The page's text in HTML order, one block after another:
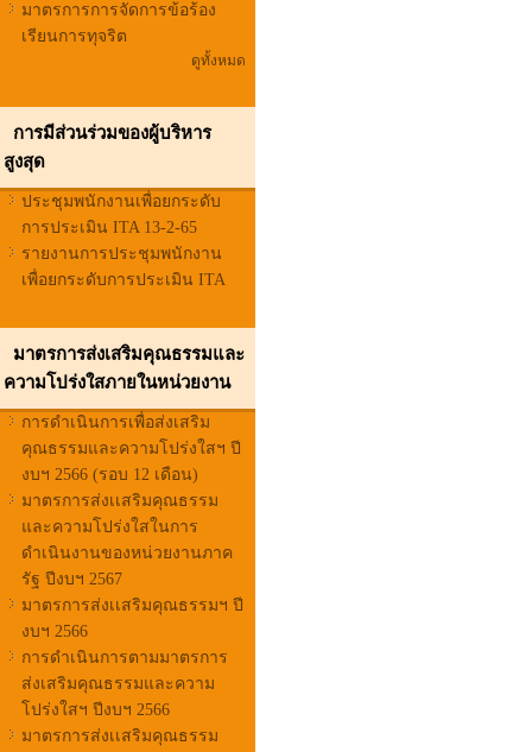
มาตรการการจัดการข้อร้อง
เรียนการทุจริต
ดูทั้งหมด
การมีส่วนร่วมของผู้บริหาร
สูงสุด
ประชุมพนักงานเพื่อยกระดับ
การประเมิน ITA 13-2-65
รายงานการประชุมพนักงาน
เพื่อยกระดับการประเมิน ITA
มาตรการส่งเสริมคุณธรรมและ
ความโปร่งใสภายในหน่วยงาน
การดำเนินการเพื่อส่งเสริม
คุณธรรมและความโปร่งใสฯ ปี
งบฯ 2566 (รอบ 12 เดือน)
มาตรการส่งเเสริมคุณธรรม
และความโปร่งใสในการ
ดำเนินงานของหน่วยงานภาค
รัฐ ปีงบฯ 2567
มาตรการส่งเเสริมคุณธรรมฯ ปี
งบฯ 2566
การดำเนินการตามมาตรการ
ส่งเสริมคุณธรรมและความ
โปร่งใสฯ ปีงบฯ 2566
มาตรการส่งเเสริมคุณธรรม